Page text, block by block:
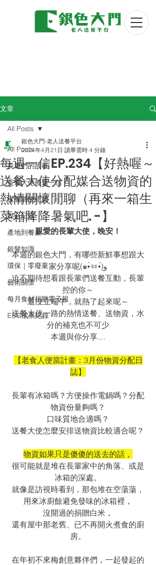
文章
All Posts
長輩們的故事
長輩大使每週一信
送餐關懷紀錄
媒合紀錄
產地到餐桌
銀髮知識
環保｜零廢棄
藝術關懷
每月食材捐贈電子報
ESG成果紀錄
All Posts
每週一信EP.234【好熱喔～
送餐大使分配媒合送物資的
熱情關懷閒聊（再來一箱生
菜箱降降暑氣吧. -】
銀色大門-老人送餐平台
2024年4月21日 讀畢需時 4 分鐘
親愛的長輩大使，晚安！
本週的銀色大門，有哪些新鮮事想跟大
家分享呢(๑•̀ㅂ•́)و
迫不期待想看跟長輩們送餐互動，長輩
控的你～
還沒立端午，就熱了起來呢～
送餐大使一路的熱情送餐、送物資，水
分的補充也不可少
本週與你分享....
【老食人便當計畫：3月份物資分配日
誌】
長輩有冰箱嗎？方便操作電鍋嗎？分配
物資份量夠嗎？
口味質地合適嗎？
送餐大使怎麼安排送物資比較適合呢？
物資如果只是傻傻的送去的話，
很可能就是堆在長輩家中的角落、或是
冰箱的深處。
就像是訪視時看到，那包堆在空蕩蕩，
用來冰廚餘避免發味的冰箱裡，
沒開過的捐贈白米，
還有屋中那老舊、已不再開火煮食的廚
房。
在年初不來梅創意夥伴們，一起發起的